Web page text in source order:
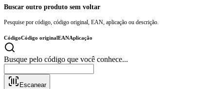
Buscar outro produto sem voltar
Pesquise por código, código original, EAN, aplicação ou descrição.
CódigoCódigo originalEANAplicação
Busque pelo código que você c
Escanear